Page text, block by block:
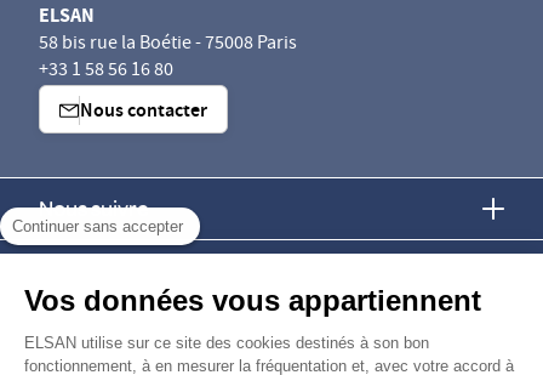
Continuer sans accepter
Vos données vous appartiennent
ELSAN utilise sur ce site des cookies destinés à son bon
fonctionnement, à en mesurer la fréquentation et, avec votre accord à
ELSAN
58 bis rue la Boétie - 75008 Paris
+33 1 58 56 16 80
Nous contacter
Nous suivre
Nous rejoindre